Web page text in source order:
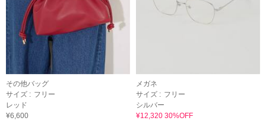
その他バッグ
サイズ : フリー
レッド
¥6,600
メガネ
サイズ : フリー
シルバー
¥12,320 30%OFF